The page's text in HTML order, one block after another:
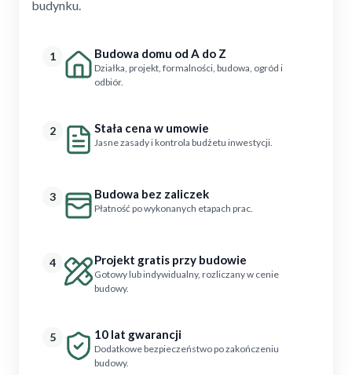
budynku.
1 Budowa domu od A do Z
Działka, projekt, formalności, budowa, ogród i
odbiór.
2 Stała cena w umowie
Jasne zasady i kontrola budżetu inwestycji.
3 Budowa bez zaliczek
Płatność po wykonanych etapach prac.
4 Projekt gratis przy budowie
Gotowy lub indywidualny, rozliczany w cenie
budowy.
5 10 lat gwarancji
Dodatkowe bezpieczeństwo po zakończeniu
budowy.